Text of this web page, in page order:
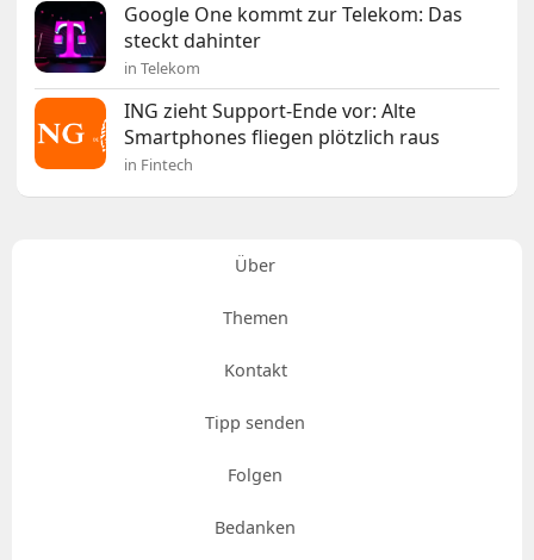
Google One kommt zur Telekom: Das
steckt dahinter
in Telekom
ING zieht Support-Ende vor: Alte
Smartphones fliegen plötzlich raus
in Fintech
Über
Themen
Kontakt
Tipp senden
Folgen
Bedanken